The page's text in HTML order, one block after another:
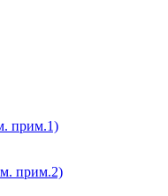
прим.1)
прим.2)